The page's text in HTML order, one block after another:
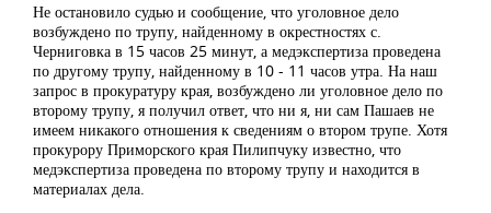
Не остановило судью и сообщение, что уголовное дело
возбуждено по трупу, найденному в окрестностях с.
Черниговка в 15 часов 25 минут, а медэкспертиза проведена
по другому трупу, найденному в 10 - 11 часов утра. На наш
запрос в прокуратуру края, возбуждено ли уголовное дело по
второму трупу, я получил ответ, что ни я, ни сам Пашаев не
имеем никакого отношения к сведениям о втором трупе. Хотя
прокурору Приморского края Пилипчуку известно, что
медэкспертиза проведена по второму трупу и находится в
материалах дела.